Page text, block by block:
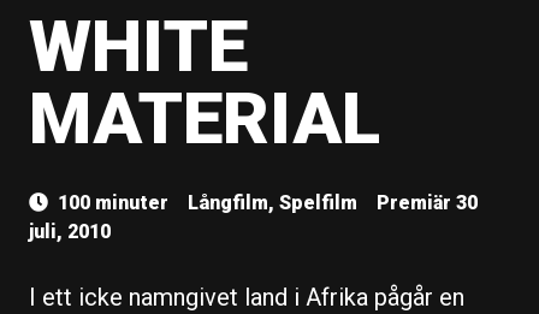
WHITE
MATERIAL
100 minuter Långfilm, Spelfilm
Premiär 30
juli, 2010
I ett icke namngivet land i Afrika pågår en